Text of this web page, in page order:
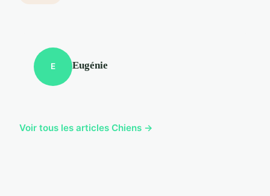
E Eugénie
Voir tous les articles Chiens →